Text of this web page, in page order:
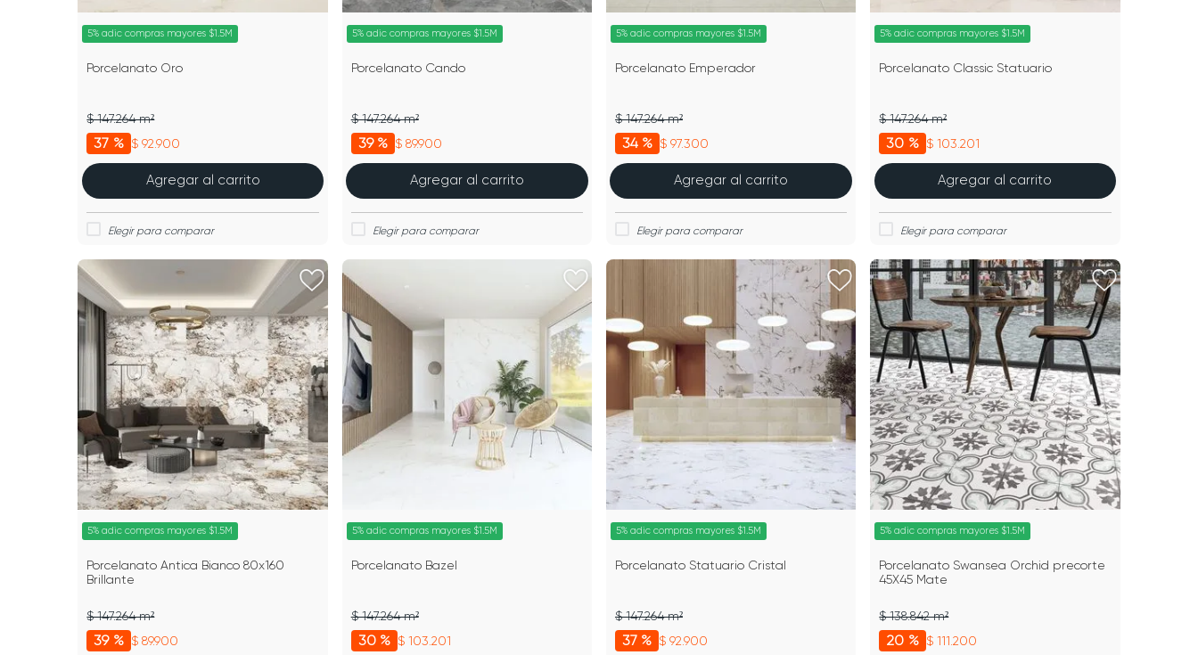
5% adic compras mayores $1.5M
Porcelanato Oro
37 % $ 92.900
$ 147.264 m²
Agregar al carrito
5% adic compras mayores $1.5M
Porcelanato Cando
39 % $ 89.900
$ 147.264 m²
Agregar al carrito
5% adic compras mayores $1.5M
Porcelanato Emperador
34 % $ 97.300
$ 147.264 m²
Agregar al carrito
5% adic compras mayores $1.5M
Porcelanato Classic Statuario
30 % $ 103.201
$ 147.264 m²
Agregar al carrito
5% adic compras mayores $1.5M
Porcelanato Antica Bianco 80x160
Brillante
39 % $ 89.900
$ 147.264 m²
5% adic compras mayores $1.5M
Porcelanato Bazel
30 % $ 103.201
$ 147.264 m²
5% adic compras mayores $1.5M
Porcelanato Statuario Cristal
37 % $ 92.900
$ 147.264 m²
5% adic compras mayores $1.5M
Porcelanato Swansea Orchid precorte
45X45 Mate
20 % $ 111.200
$ 138.842 m²